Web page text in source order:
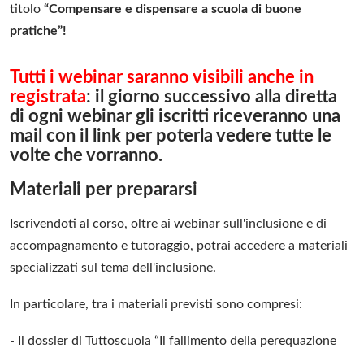
titolo “Compensare e dispensare a scuola di buone
pratiche”!
Tutti i webinar saranno visibili anche in
registrata: il giorno successivo alla diretta
di ogni webinar gli iscritti riceveranno una
mail con il link per poterla vedere tutte le
volte che vorranno.
Materiali per prepararsi
Iscrivendoti al corso, oltre ai webinar sull'inclusione e di
accompagnamento e tutoraggio, potrai accedere a materiali
specializzati sul tema dell'inclusione.
In particolare, tra i materiali previsti sono compresi:
- Il dossier di Tuttoscuola “Il fallimento della perequazione